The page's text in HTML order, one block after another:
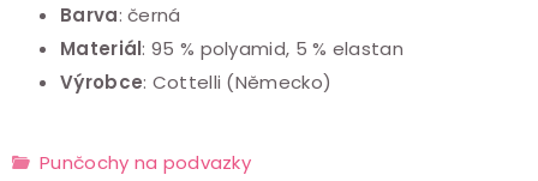
Barva:černá
Materiál: 95 % polyamid, 5 % elastan
Výrobce: Cottelli (Německo)
Punčochy na podvazky